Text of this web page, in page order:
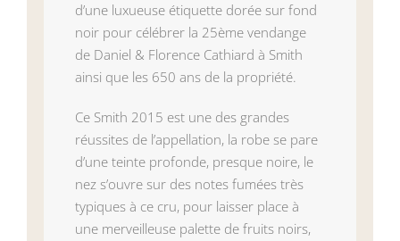
d’une luxueuse étiquette dorée sur fond
noir pour célébrer la 25ème vendange
de Daniel & Florence Cathiard à Smith
ainsi que les 650 ans de la propriété.
Ce Smith 2015 est une des grandes
réussites de l’appellation, la robe se pare
d’une teinte profonde, presque noire, le
nez s’ouvre sur des notes fumées très
typiques à ce cru, pour laisser place à
une merveilleuse palette de fruits noirs,